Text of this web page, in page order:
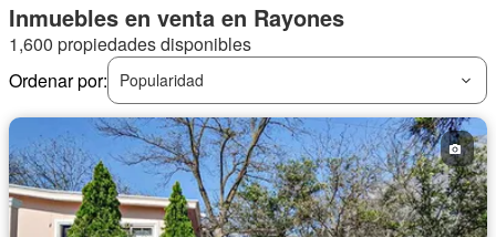
Inmuebles en venta en Rayones
1,600 propiedades disponibles
Ordenar por:
Popularidad